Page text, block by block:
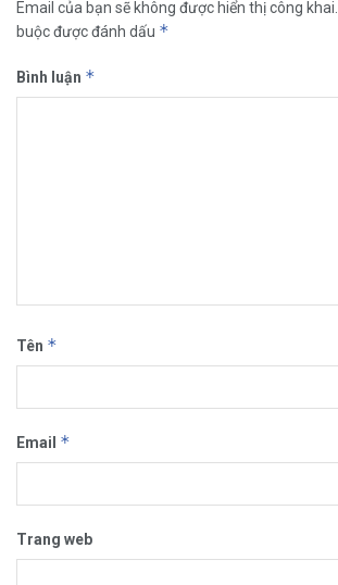
Email của bạn sẽ không được hiển thị công khai.
buộc được đánh dấu *
Bình luận *
Tên *
Email *
Trang web